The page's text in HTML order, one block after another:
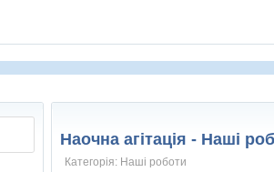
Наочна агітація - Наші
Категорія: Нашi роботи